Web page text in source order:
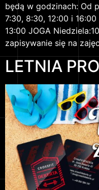
będą w godzinach: Od
7:30, 8:30, 12:00 i 16:00
13:00 JOGA
zapisywanie się na
LETNIA